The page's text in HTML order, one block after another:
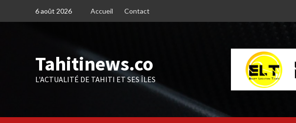
6 août 2026 Accueil Contact
Tahitinews.co
L'ACTUALITÉ DE TAHITI ET SES ÎLES